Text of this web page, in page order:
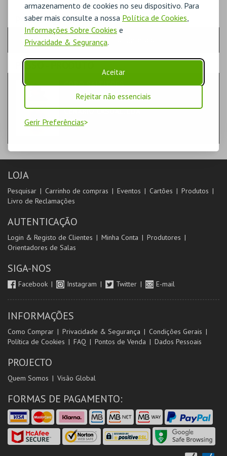
armazenamento de cookies no seu dispositivo. Para
saber mais consulte a nossa Política de Cookies,
Informações Sobre Cookies e
Privacidade & Segurança.
Aceitar
Rejeitar não essenciais
Gerir Preferências
PASSO- QUANTIDADE
Escolha a quantidade e os produtos desejados
PASSO
COPO SALTITÕES
DIVERSOS
CENÁRIO CASUAL, LDA
LOJA
Pesquisar Carrinho de compras Eventos Cartões
Produtos
Livro de Reclamações
AUTENTICAÇÃO
Login & Registo de Clientes Minha Conta
Produtores
Orientadores de Salas
SIGA-NOS
Facebook Instagram Twitter E-mail
INFORMAÇÕES
Como Comprar Privacidade & Segurança
Condições Gerais
Política de Cookies
FAQ Pontos de Venda Dados Pessoais
PROJECTO
Quem Somos Visão Global
FORMAS DE PAGAMENTO: